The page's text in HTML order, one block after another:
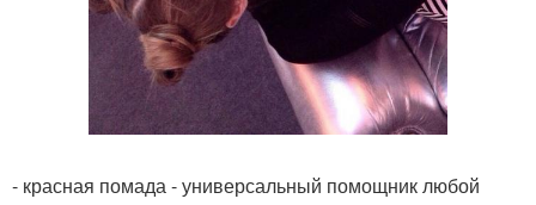
- красная помада - универсальный помощник любой